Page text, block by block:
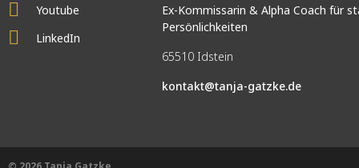
Youtube
LinkedIn
Ex-Kommissarin & Alpha Coach für
Persönlichkeiten
65510 Idstein
kontakt@tanja-gatzke.de